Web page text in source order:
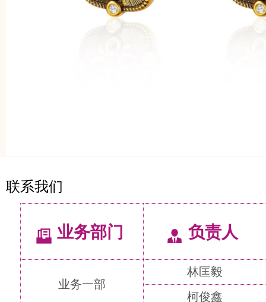
业务部门 负责人
业务一部
林匡毅
柯俊鑫
联系我们